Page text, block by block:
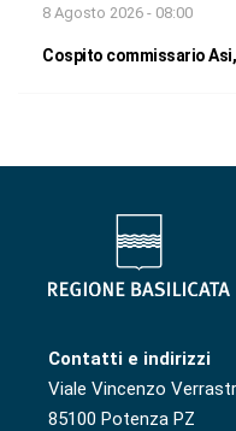
8 Agosto 2026 - 08:00
Cospito commissario
Contatti e indirizzi
Viale Vincenzo
85100 Potenza PZ